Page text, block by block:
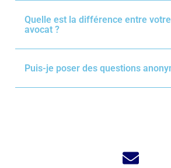
Quelle est la différence entre
avocat ?
Puis-je poser des questions